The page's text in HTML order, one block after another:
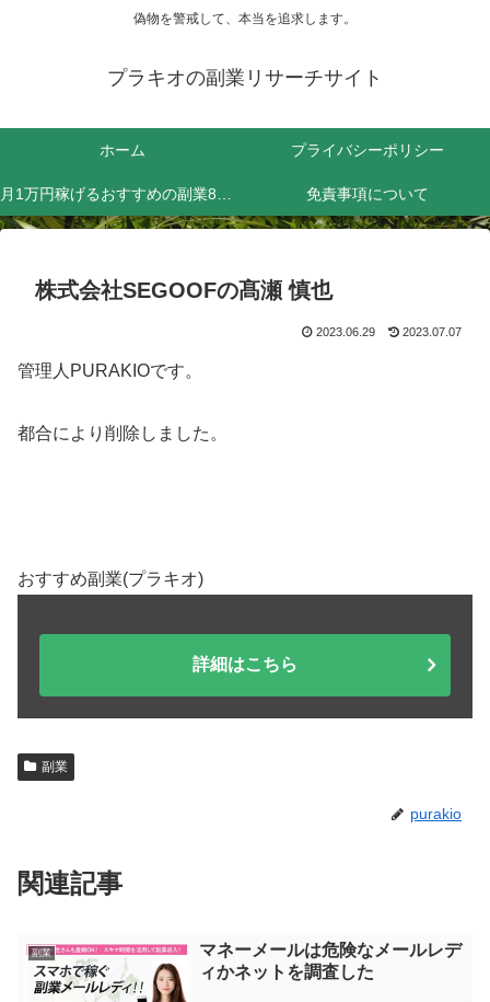
偽物を警戒して、本当を追求します。
プラキオの副業リサーチサイト
ホーム プライバシーポリシー
月1万円稼げるおすすめの副業8選！効率よく稼ぐためにやるべきことは？ 免責事項について
株式会社SEGOOFの髙瀬 慎也
2023.06.29 2023.07.07
管理人PURAKIOです。
都合により削除しました。
おすすめ副業(プラキオ)
詳細はこちら
副業
purakio
関連記事
副業
マネーメールは危険なメールレデ
ィかネットを調査した